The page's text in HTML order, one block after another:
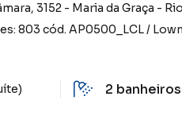
, 3152 - Maria da Graça -
803 cód. AP0500_LCL/
2 banheiros